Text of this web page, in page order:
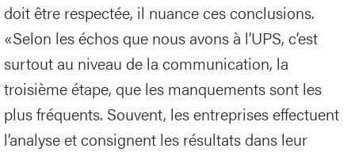
doit être respectée, il nuance ces conclusions.
«Selon les échos que nous avons à l’UPS, c’est
surtout au niveau de la communication, la
troisième étape, que les manquements sont les
plus fréquents. Souvent, les entreprises effectuent
l’analyse et consignent les résultats dans leur